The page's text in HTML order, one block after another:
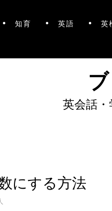
知育 英語 英
英会話
にする方法